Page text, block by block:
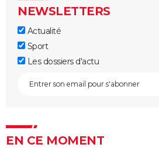
NEWSLETTERS
Actualité
Sport
Les dossiers d'actu
EN CE MOMENT